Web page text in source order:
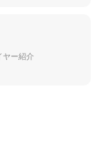
ヤー紹介